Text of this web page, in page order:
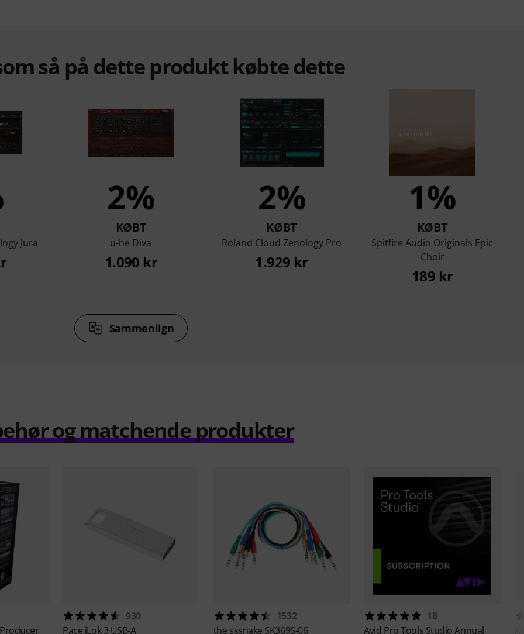
så på dette produkt købte dette
Jura
2%
KØBT
u-he Diva
1.090 kr
2%
KØBT
Roland Cloud Zenology Pro
1.929 kr
1%
KØBT
Spitfire Audio Originals Epic
Choir
189 kr
Sammenlign
og matchende produkter
930
Pace iLok 3 USB-A
1532
the sssnake SK369S-06
18
Avid Pro Tools Studio Annual